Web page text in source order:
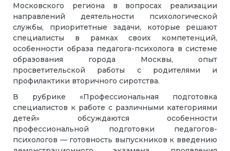
Московского региона в вопросах реализации
направлений деятельности психологической
службы, приоритетные задачи, которые решают
специалисты в рамках своих компетенций,
особенности образа педагога-психолога в системе
образования города Москвы, опыт
просветительской работы с родителями и
профилактики вторичного сиротства.
В рубрике «Профессиональная подготовка
специалистов к работе с различными категориями
детей» обсуждаются особенности
профессиональной подготовки педагогов-
психологов — готовность выпускников к введению